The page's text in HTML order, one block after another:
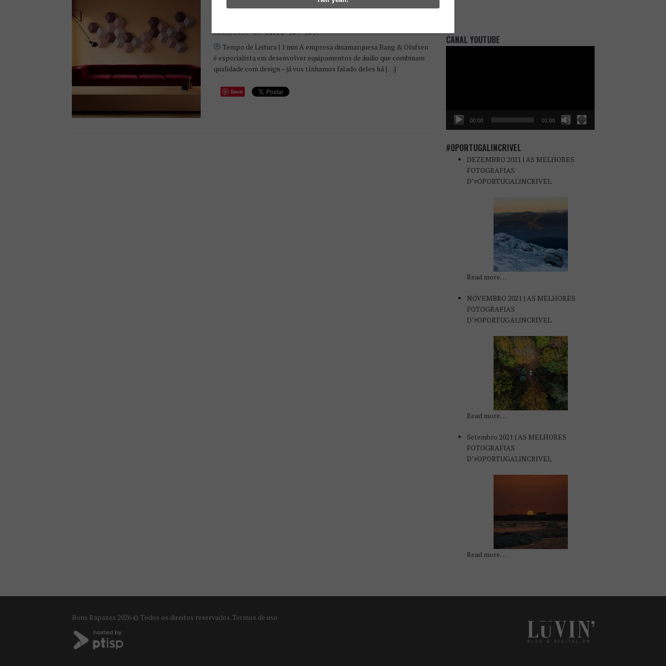
PUBLICADO EMABRIL 10, 2017
Tempo de Leitura | 1 min A empresa dinamarquesa Bang & Olufsen
é especialista em desenvolver equipamentos de áudio que combinam
qualidade com design – já vos tínhamos falado deles há […]
Save
CANAL YOUTUBE
00:00 01:00
#OPORTUGALINCRIVEL
DEZEMBRO 2021 | AS MELHORES
FOTOGRAFIAS
D’#OPORTUGALINCRIVEL
Read more…
NOVEMBRO 2021 | AS MELHORES
FOTOGRAFIAS
D’#OPORTUGALINCRIVEL
Read more…
Setembro 2021 | AS MELHORES
FOTOGRAFIAS
D’#OPORTUGALINCRIVEL
Read more…
Bons Rapazes 2026 © Todos os direitos reservados.Termos de uso